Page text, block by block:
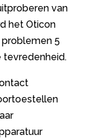
van
het Oticon
problemen 5
tevredenheid.